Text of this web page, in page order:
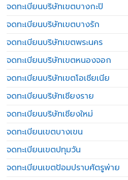
จดทะเบียนบริษัทเขตบางกะปิ
จดทะเบียนบริษัทเขตบางรัก
จดทะเบียนบริษัทเขตพระนคร
จดทะเบียนบริษัทเขตหนองจอก
จดทะเบียนบริษัทเขตโอเชียเนีย
จดทะเบียนบริษัทเชียงราย
จดทะเบียนบริษัทเชียงใหม่
จดทะเบียนเขตบางเขน
จดทะเบียนเขตปทุมวัน
จดทะเบียนเขตป้อมปราบศัตรูพ่าย